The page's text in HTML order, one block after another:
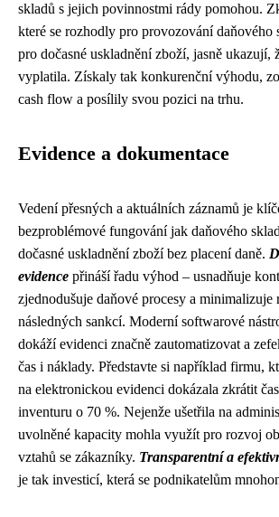
skladů s jejich povinnostmi rády pomohou.
které se rozhodly pro provozování daňového
pro dočasné uskladnění zboží, jasně ukazují,
vyplatila. Získaly tak konkurenční výhodu,
cash flow a posílily svou pozici na trhu.
Evidence a dokumentace
Vedení přesných a aktuálních záznamů je
bezproblémové fungování jak daňového
dočasné uskladnění zboží bez placení daně.
evidence přináší řadu výhod – usnadňuje
zjednodušuje daňové procesy a minimalizuje
následných sankcí. Moderní softwarové
dokáží evidenci značně zautomatizovat a
čas i náklady. Představte si například firmu,
na elektronickou evidenci dokázala zkrátit
inventuru o 70 %. Nejenže ušetřila na
uvolněné kapacity mohla využít pro rozvoj
vztahů se zákazníky. Transparentní a
je tak investicí, která se podnikatelům